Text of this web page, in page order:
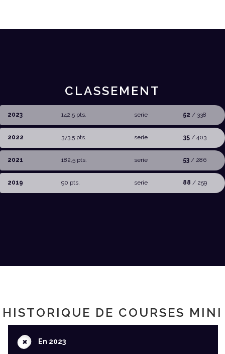
CLASSEMENT
2023 142,5 pts. serie 52 / 338
2022 373,5 pts. serie 35/ 403
2021 182,5 pts. serie 53 / 286
2019 90 pts. serie 88 / 259
HISTORIQUE DE COURSES MINI
+En 2023